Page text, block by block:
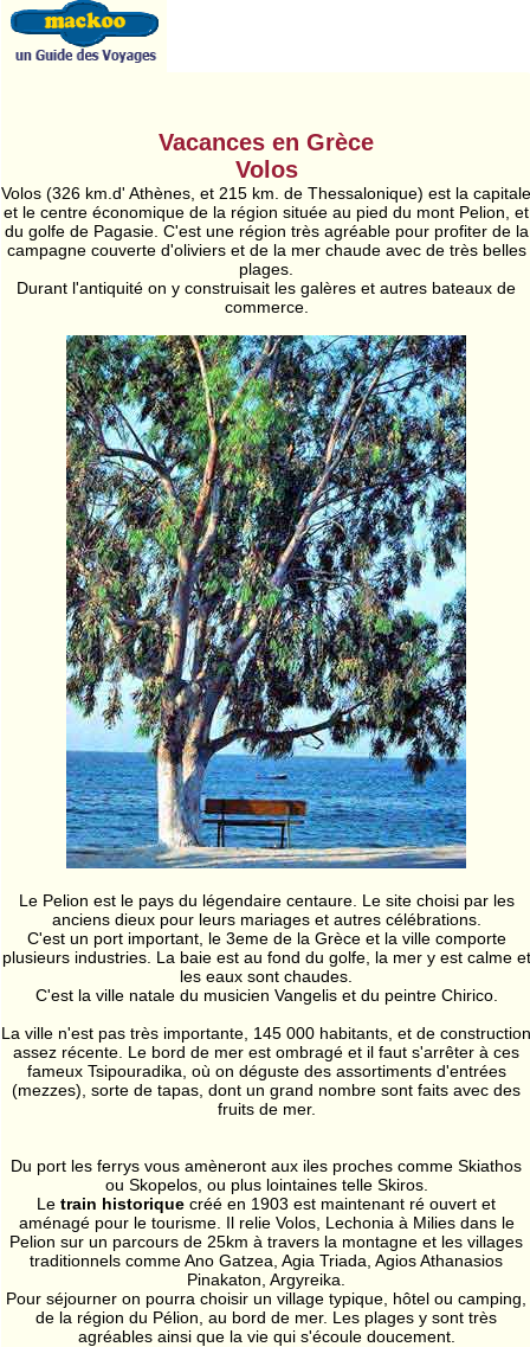
Vacances en Grèce
Volos
Volos (326 km.d' Athènes, et 215 km. de Thessalonique) est la capitale
et le centre économique de la région située au pied du mont Pelion, et
du golfe de Pagasie. C'est une région très agréable pour profiter de la
campagne couverte d'oliviers et de la mer chaude avec de très belles
plages.
Durant l'antiquité on y construisait les galères et autres bateaux de
commerce.
Le Pelion est le pays du légendaire centaure. Le site choisi par les
anciens dieux pour leurs mariages et autres célébrations.
C'est un port important, le 3eme de la Grèce et la ville comporte
plusieurs industries. La baie est au fond du golfe, la mer y est calme et
les eaux sont chaudes.
C'est la ville natale du musicien Vangelis et du peintre Chirico.
La ville n'est pas très importante, 145 000 habitants, et de construction
assez récente. Le bord de mer est ombragé et il faut s'arrêter à ces
fameux Tsipouradika, où on déguste des assortiments d'entrées
(mezzes), sorte de tapas, dont un grand nombre sont faits avec des
fruits de mer.
Du port les ferrys vous amèneront aux iles proches comme Skiathos
ou Skopelos, ou plus lointaines telle Skiros.
Le train historique créé en 1903 est maintenant ré ouvert et
aménagé pour le tourisme. Il relie Volos, Lechonia à Milies dans le
Pelion sur un parcours de 25km à travers la montagne et les villages
traditionnels comme Ano Gatzea, Agia Triada, Agios Athanasios
Pinakaton, Argyreika.
Pour séjourner on pourra choisir un village typique, hôtel ou camping,
de la région du Pélion, au bord de mer. Les plages y sont très
agréables ainsi que la vie qui s'écoule doucement.